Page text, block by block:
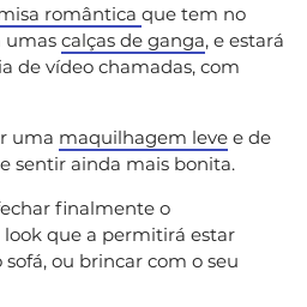
romântica que tem no
umas calças de ganga, e estará
de vídeo chamadas, com
uma maquilhagem leve e de
sentir ainda mais bonita.
finalmente o
que a permitirá estar
ou brincar com o seu